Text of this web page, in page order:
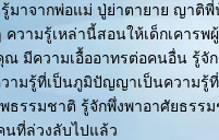
รู้มาจากพ่อแม่ ปู่ย่าตายาย ญาติ
ความรู้เหล่านี้สอนให้เด็กเคา
ณ มีความเอื้ออาทรต่อคนอื่น รู้จั
ามรู้ที่เป็นภูมิปัญญาเป็นความ
พธรรมชาติ รู้จักพึ่งพาอาศัยธรร
ที่ล่วงลับไปแล้ว